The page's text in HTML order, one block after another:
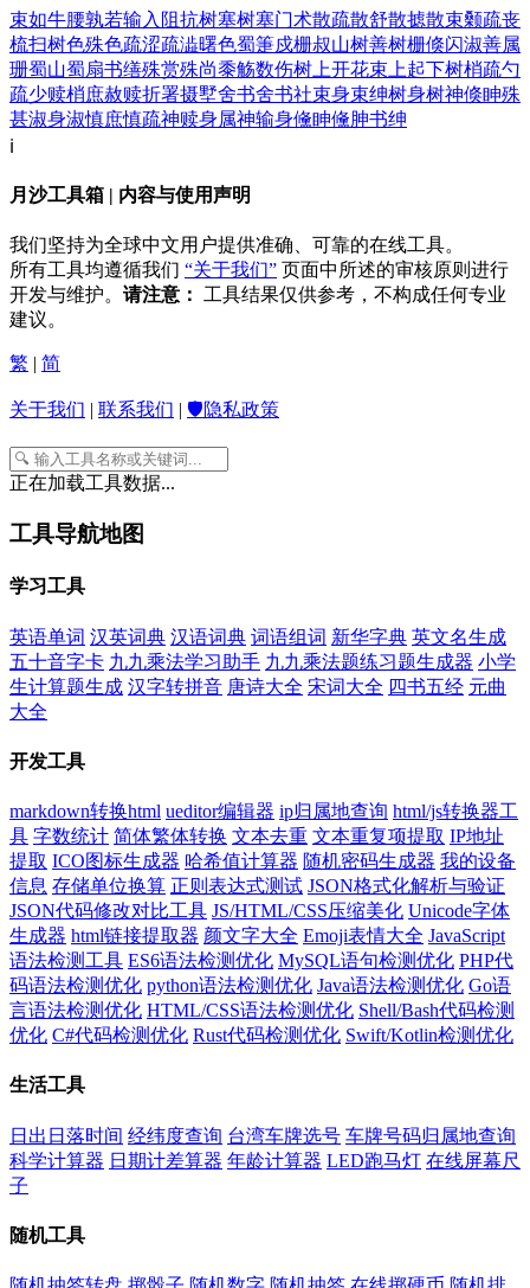
束如牛腰孰若输入阻抗树塞树塞门术散疏散舒散摅散束颡疏丧
梳扫树色殊色疏涩疏澁曙色蜀箑戍栅叔山树善树栅倏闪淑善属
珊蜀山蜀扇书缮殊赏殊尚黍觞数伤树上开花束上起下树梢疏勺
疏少赎梢庶赦赎折署摄墅舍书舍书社束身束绅树身树神倏眒殊
甚淑身淑慎庶慎疏神赎身属神输身儵眒儵胂书绅
ℹ️
月沙工具箱 | 内容与使用声明
我们坚持为全球中文用户提供准确、可靠的在线工具。
所有工具均遵循我们 “关于我们” 页面中所述的审核原则进行
开发与维护。 请注意： 工具结果仅供参考，不构成任何专业
建议。
繁 | 简
关于我们 | 联系我们 | 🛡️隐私政策
正在加载工具数据...
工具导航地图
学习工具
英语单词 汉英词典 汉语词典 词语组词 新华字典 英文名生成
五十音字卡 九九乘法学习助手 九九乘法题练习题生成器 小学
生计算题生成 汉字转拼音 唐诗大全 宋词大全 四书五经 元曲
大全
开发工具
markdown转换html ueditor编辑器 ip归属地查询 html/js转换器工
具 字数统计 简体繁体转换 文本去重 文本重复项提取 IP地址
提取 ICO图标生成器 哈希值计算器 随机密码生成器 我的设备
信息 存储单位换算 正则表达式测试 JSON格式化解析与验证
JSON代码修改对比工具 JS/HTML/CSS压缩美化 Unicode字体
生成器 html链接提取器 颜文字大全 Emoji表情大全 JavaScript
语法检测工具 ES6语法检测优化 MySQL语句检测优化 PHP代
码语法检测优化 python语法检测优化 Java语法检测优化 Go语
言语法检测优化 HTML/CSS语法检测优化 Shell/Bash代码检测
优化 C#代码检测优化 Rust代码检测优化 Swift/Kotlin检测优化
生活工具
日出日落时间 经纬度查询 台湾车牌选号 车牌号码归属地查询
科学计算器 日期计差算器 年龄计算器 LED跑马灯 在线屏幕尺
子
随机工具